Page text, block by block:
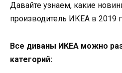
Давайте узнаем, какие
производитель ИКЕА в 2019
Все диваны ИКЕА можно
категорий: